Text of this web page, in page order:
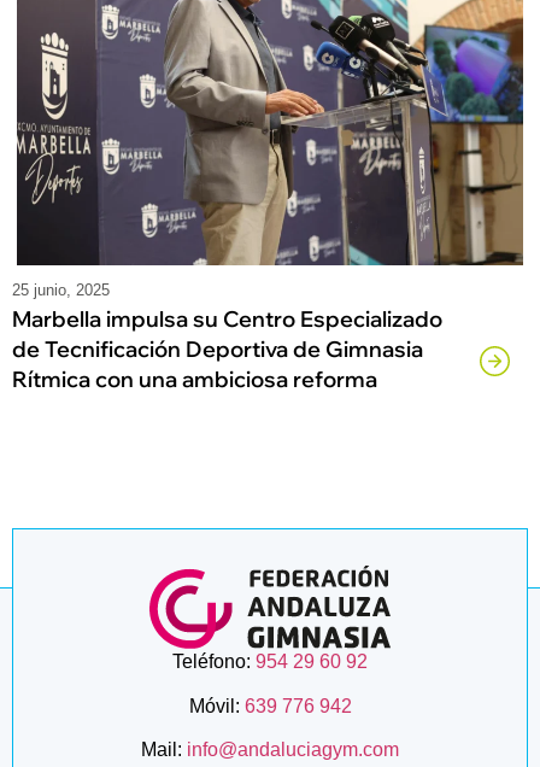
25 junio, 2025
Marbella impulsa su Centro Especializado
de Tecnificación Deportiva de Gimnasia
Rítmica con una ambiciosa reforma
Teléfono: 954 29 60 92
Móvil: 639 776 942
Mail: info@andaluciagym.com